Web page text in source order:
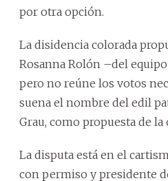
por otra opción.
La disidencia colorada
Rosanna Rolón –del
pero no reúne los votos
suena el nombre del edil
Grau, como propuesta de la
La disputa está en el
con permiso y presidente